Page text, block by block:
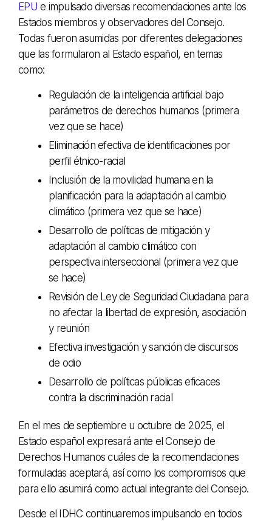
EPU e impulsado diversas recomendaciones ante los
Estados miembros y observadores del Consejo.
Todas fueron asumidas por diferentes delegaciones
que las formularon al Estado español, en temas
como:
Regulación de la inteligencia artificial bajo
parámetros de derechos humanos (primera
vez que se hace)
Eliminación efectiva de identificaciones por
perfil étnico-racial
Inclusión de la movilidad humana en la
planificación para la adaptación al cambio
climático (primera vez que se hace)
Desarrollo de políticas de mitigación y
adaptación al cambio climático con
perspectiva interseccional (primera vez que
se hace)
Revisión de Ley de Seguridad Ciudadana para
no afectar la libertad de expresión, asociación
y reunión
Efectiva investigación y sanción de discursos
de odio
Desarrollo de políticas públicas eficaces
contra la discriminación racial
En el mes de septiembre u octubre de 2025, el
Estado español expresará ante el Consejo de
Derechos Humanos cuáles de la recomendaciones
formuladas aceptará, así como los compromisos que
para ello asumirá como actual integrante del Consejo.
Desde el IDHC continuaremos impulsando en todos